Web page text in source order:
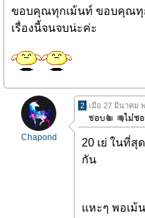
ขอบคุณทุกเม้นท์ ขอบคุณทุ
เรื่องนี้จนจบน่ะค่ะ
Chapond
2 เมื่อ 27 มีนาคม
20 เย่ ในที่
กัน
แหะๆ พอเม้